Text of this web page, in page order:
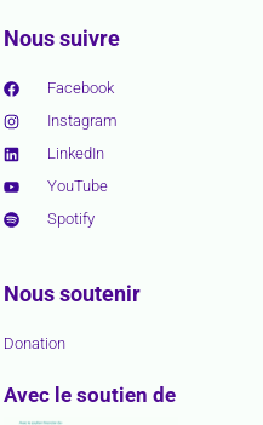
Nous suivre
Facebook
Instagram
LinkedIn
YouTube
Spotify
Nous soutenir
Donation
Avec le soutien de